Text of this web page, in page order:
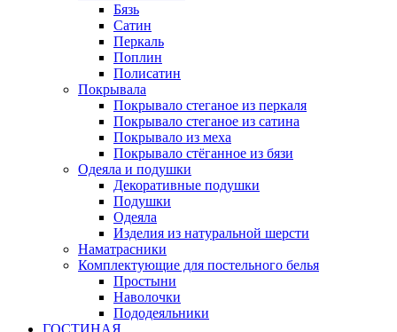
Бязь
Сатин
Перкаль
Поплин
Полисатин
Покрывала
Покрывало стеганое из перкаля
Покрывало стеганое из сатина
Покрывало из меха
Покрывало стёганное из бязи
Одеяла и подушки
Декоративные подушки
Подушки
Одеяла
Изделия из натуральной шерсти
Наматраcники
Комплектующие для постельного белья
Простыни
Наволочки
Пододеяльники
ГОСТИНАЯ